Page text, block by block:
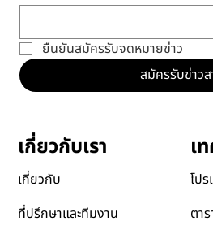
ยืนยันสมัครรับจดหมายข่าว
สมัครรับข่าวส
เกี่ยวกับเรา
เกี่ยวกับ
ที่ปรึกษาและทีมงาน
เ
โป
ตา